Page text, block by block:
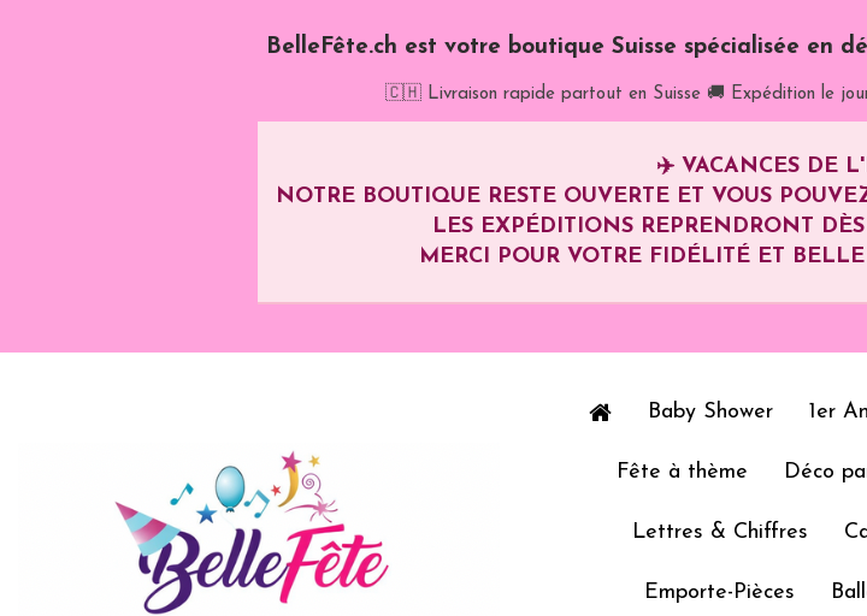
BelleFête.ch est votre boutique Suisse spécialisée en
🇨🇭 Livraison rapide partout en Suisse 🚚 Expédition le
✈️ VACANCES DE
NOTRE BOUTIQUE RESTE OUVERTE ET VOUS
LES EXPÉDITIONS REPRENDRONT
MERCI POUR VOTRE FIDÉLITÉ ET
Baby Shower 1er
Fête à thème Déco
Lettres & Chiffres
Emporte-Pièces